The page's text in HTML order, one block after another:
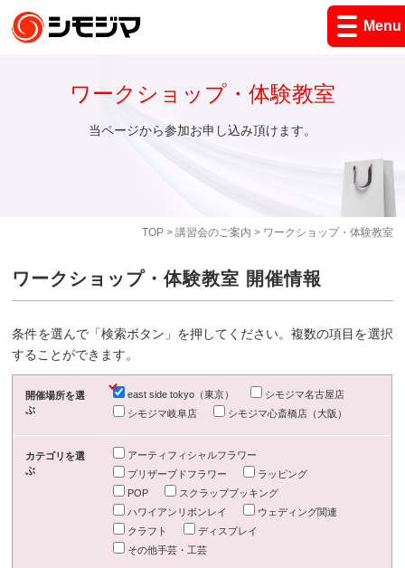
Menu
TOP> 講習会のご案内 > ワークショップ・体験教室
ワークショップ・体験教室
当ページから参加お申し込み頂けます。
ワークショップ・体験教室 開催情報
条件を選んで「検索ボタン」を押してください。複数の項目を選択
することができます。
開催場所を選
ぶ
east side tokyo（東京）
シモジマ名古屋店
シモジマ岐阜店
シモジマ心斎橋店（大阪）
カテゴリを選
ぶ
アーティフィシャルフラワー
プリザーブドフラワー
ラッピング
POP
スクラップブッキング
ハワイアンリボンレイ
ウェディング関連
クラフト
ディスプレイ
その他手芸・工芸